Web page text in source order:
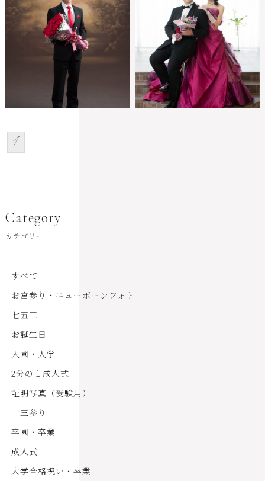
1
Category
カテゴリー
すべて
お宮参り・ニューボーンフォト
七五三
お誕生日
入園・入学
2分の１成人式
証明写真（受験用）
十三参り
卒園・卒業
成人式
大学合格祝い・卒業